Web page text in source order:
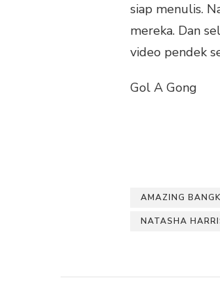
siap menulis.
mereka. Dan
video pendek
Gol A Gong
AMAZING
NATASHA